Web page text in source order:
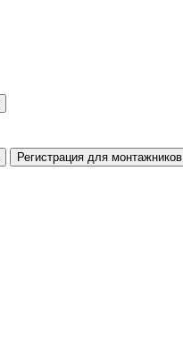
Регистрация для монтажников